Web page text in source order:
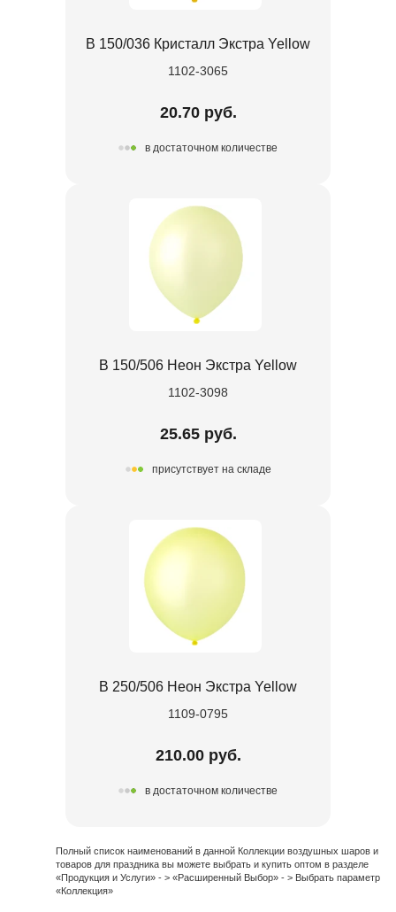
В 150/036 Кристалл Экстра Yellow
1102-3065
20.70 руб.
в достаточном количестве
В 150/506 Неон Экстра Yellow
1102-3098
25.65 руб.
присутствует на складе
В 250/506 Неон Экстра Yellow
1109-0795
210.00 руб.
в достаточном количестве
Полный список наименований в данной Коллекции воздушных шаров и
товаров для праздника вы можете выбрать и купить оптом в разделе
«Продукция и Услуги» - > «Расширенный Выбор» - > Выбрать параметр
«Коллекция»